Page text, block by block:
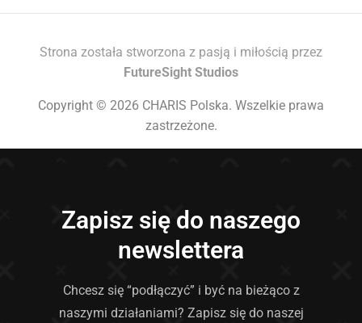
Strona została stworzona z pasją i miłością przez
FutureSight Studios
Copyright © 2026 CHARIS Polska. Wszelkie prawa
zastrzeżone.
Zapisz się do naszego
newslettera
Chcesz się “podłączyć” i być na bieżąco z
naszymi działaniami? Zapisz się do naszej